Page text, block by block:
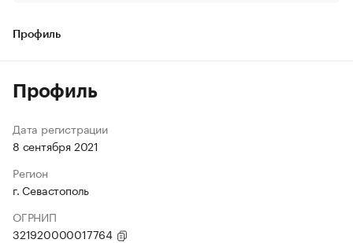
Профиль
Профиль
Дата регистрации
8 сентября 2021
Регион
г. Севастополь
ОГРНИП
321920000017764